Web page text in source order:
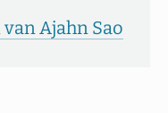
Ajahn Sao